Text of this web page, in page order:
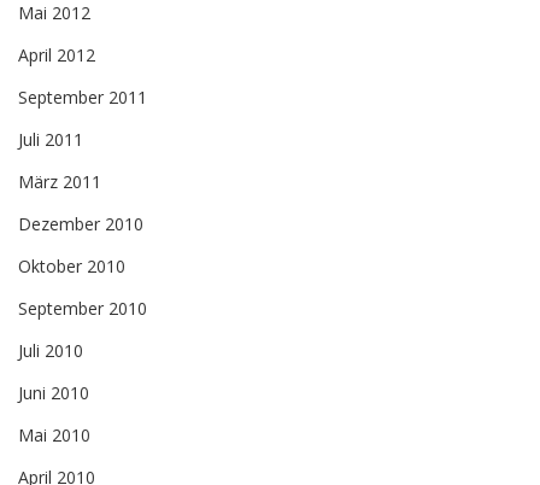
Mai 2012
April 2012
September 2011
Juli 2011
März 2011
Dezember 2010
Oktober 2010
September 2010
Juli 2010
Juni 2010
Mai 2010
April 2010